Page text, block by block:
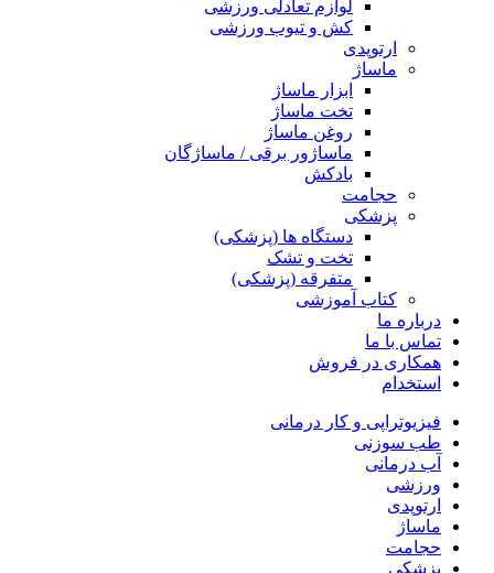
لوازم تعادلی ورزشی
کش و تیوب ورزشی
ارتوپدی
ماساژ
ابزار ماساژ
تخت ماساژ
روغن ماساژ
ماساژور برقی / ماساژگان
بادکش
حجامت
پزشکی
دستگاه ها (پزشکی)
تخت و تشک
متفرقه (پزشکی)
کتاب آموزشی
درباره ما
تماس با ما
همکاری در فروش
استخدام
فیزیوتراپی و کار درمانی
طب سوزنی
آب درمانی
ورزشی
ارتوپدی
ماساژ
حجامت
پزشکی